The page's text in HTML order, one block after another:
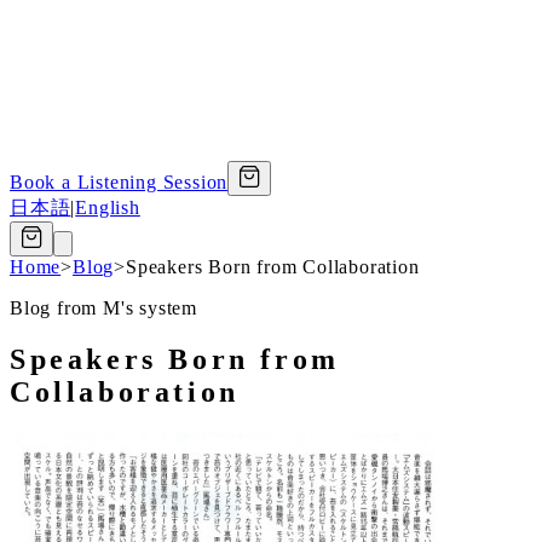
Book a Listening Session
日本語|English
Home>Blog>Speakers Born from Collaboration
Blog from M's system
Speakers Born from
Collaboration